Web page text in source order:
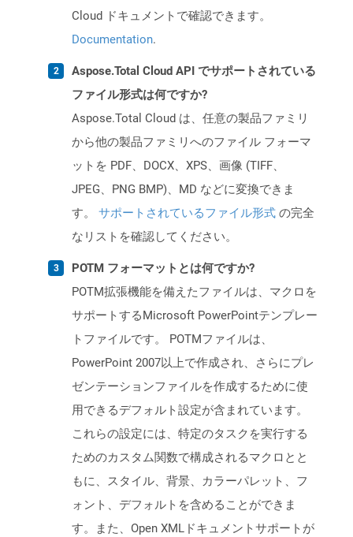
Cloud ドキュメントで確認できます。
Documentation.
Aspose.Total Cloud API でサポートされている
ファイル形式は何ですか?
Aspose.Total Cloud は、任意の製品ファミリ
から他の製品ファミリへのファイル フォーマ
ットを PDF、DOCX、XPS、画像 (TIFF、
JPEG、PNG BMP)、MD などに変換できま
す。 サポートされているファイル形式 の完全
なリストを確認してください。
POTM フォーマットとは何ですか?
POTM拡張機能を備えたファイルは、マクロを
サポートするMicrosoft PowerPointテンプレー
トファイルです。 POTMファイルは、
PowerPoint 2007以上で作成され、さらにプレ
ゼンテーションファイルを作成するために使
用できるデフォルト設定が含まれています。
これらの設定には、特定のタスクを実行する
ためのカスタム関数で構成されるマクロとと
もに、スタイル、背景、カラーパレット、フ
ォント、デフォルトを含めることができま
す。また、Open XMLドキュメントサポートが